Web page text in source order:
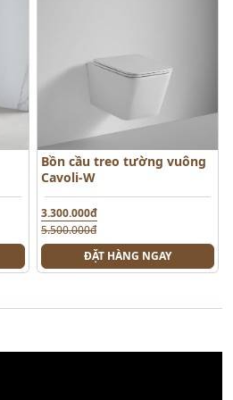
Bồn cầu treo tường vuông
Cavoli-W
3.300.000đ
5.500.000đ
ĐẶT HÀNG NGAY